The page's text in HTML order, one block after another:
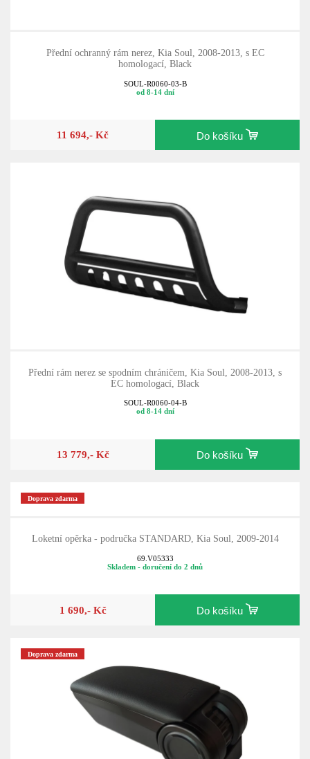
Přední ochranný rám nerez, Kia Soul, 2008-2013, s EC
homologací, Black
SOUL-R0060-03-B
od 8-14 dní
11 694,- Kč Do košíku
Přední rám nerez se spodním chráničem, Kia Soul, 2008-2013, s
EC homologací, Black
SOUL-R0060-04-B
od 8-14 dní
13 779,- Kč Do košíku
Doprava zdarma
Loketní opěrka - područka STANDARD, Kia Soul, 2009-2014
69.V05333
Skladem - doručení do 2 dnů
1 690,- Kč Do košíku
Doprava zdarma